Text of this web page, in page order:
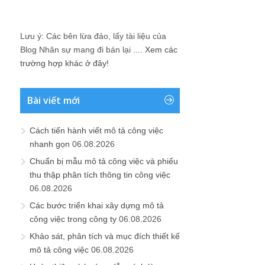
Lưu ý: Các bên lừa đảo, lấy tài liệu của
Blog Nhân sự mang đi bán lại .... Xem các
trường hợp khác ở đây!
Bài viết mới
Cách tiến hành viết mô tả công việc
nhanh gọn 06.08.2026
Chuẩn bị mẫu mô tả công việc và phiếu
thu thập phân tích thông tin công việc
06.08.2026
Các bước triển khai xây dựng mô tả
công việc trong công ty 06.08.2026
Khảo sát, phân tích và mục đích thiết kế
mô tả công việc 06.08.2026